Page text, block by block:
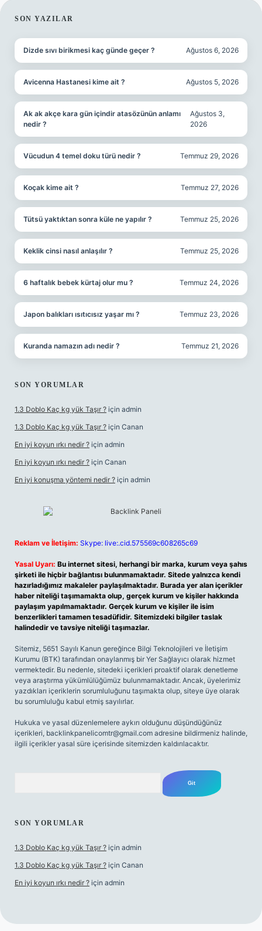
SIDEBAR
SON YAZILAR
Dizde sıvı birikmesi kaç günde geçer ? Ağustos 6, 2026
Avicenna Hastanesi kime ait ? Ağustos 5, 2026
Ak ak akçe kara gün içindir atasözünün anlamı
nedir ?
Ağustos 3,
2026
Vücudun 4 temel doku türü nedir ? Temmuz 29, 2026
Koçak kime ait ? Temmuz 27, 2026
Tütsü yaktıktan sonra küle ne yapılır ? Temmuz 25, 2026
Keklik cinsi nasıl anlaşılır ? Temmuz 25, 2026
6 haftalık bebek kürtaj olur mu ? Temmuz 24, 2026
Japon balıkları ısıtıcısız yaşar mı ? Temmuz 23, 2026
Kuranda namazın adı nedir ? Temmuz 21, 2026
SON YORUMLAR
1.3 Doblo Kaç kg yük Taşır ? için admin
1.3 Doblo Kaç kg yük Taşır ? için Canan
En iyi koyun ırkı nedir ? için admin
En iyi koyun ırkı nedir ? için Canan
En iyi konuşma yöntemi nedir ? için admin
Reklam ve İletişim: Skype: live:.cid.575569c608265c69
Yasal Uyarı: Bu internet sitesi, herhangi bir marka, kurum veya şahıs
şirketi ile hiçbir bağlantısı bulunmamaktadır. Sitede yalnızca kendi
hazırladığımız makaleler paylaşılmaktadır. Burada yer alan içerikler
haber niteliği taşımamakta olup, gerçek kurum ve kişiler hakkında
paylaşım yapılmamaktadır. Gerçek kurum ve kişiler ile isim
benzerlikleri tamamen tesadüfidir. Sitemizdeki bilgiler taslak
halindedir ve tavsiye niteliği taşımazlar.
Sitemiz, 5651 Sayılı Kanun gereğince Bilgi Teknolojileri ve İletişim
Kurumu (BTK) tarafından onaylanmış bir Yer Sağlayıcı olarak hizmet
vermektedir. Bu nedenle, sitedeki içerikleri proaktif olarak denetleme
veya araştırma yükümlülüğümüz bulunmamaktadır. Ancak, üyelerimiz
yazdıkları içeriklerin sorumluluğunu taşımakta olup, siteye üye olarak
bu sorumluluğu kabul etmiş sayılırlar.
Hukuka ve yasal düzenlemelere aykırı olduğunu düşündüğünüz
içerikleri, backlinkpanelicomtr@gmail.com adresine bildirmeniz halinde,
ilgili içerikler yasal süre içerisinde sitemizden kaldırılacaktır.
SON YORUMLAR
1.3 Doblo Kaç kg yük Taşır ? için admin
1.3 Doblo Kaç kg yük Taşır ? için Canan
En iyi koyun ırkı nedir ? için admin